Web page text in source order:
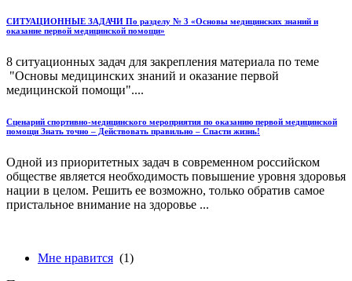
СИТУАЦИОННЫЕ ЗАДАЧИ По разделу № 3 «Основы медицинских знаний и
оказание первой медицинской помощи»
8 ситуационных задач для закрепления материала по теме
"Основы медицинских знаний и оказание первой
медицинской помощи"....
Сценарий спортивно-медицинского мероприятия по оказанию первой медицинской
помощи Знать точно – Действовать правильно – Спасти жизнь!
Одной из приоритетных задач в современном российском
обществе является необходимость повышение уровня здоровья
нации в целом. Решить ее возможно, только обратив самое
пристальное внимание на здоровье ...
Мне нравится (1)